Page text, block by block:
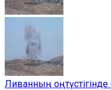
Ливанның